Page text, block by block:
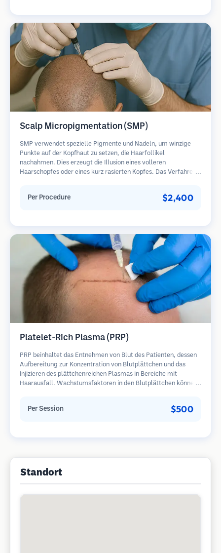
Scalp Micropigmentation (SMP)
SMP verwendet spezielle Pigmente und Nadeln, um winzige
Punkte auf der Kopfhaut zu setzen, die Haarfollikel
nachahmen. Dies erzeugt die Illusion eines volleren
Haarschopfes oder eines kurz rasierten Kopfes. Das Verfahren
Per Procedure $2,400
Platelet-Rich Plasma (PRP)
PRP beinhaltet das Entnehmen von Blut des Patienten, dessen
Aufbereitung zur Konzentration von Blutplättchen und das
Injizieren des plättchenreichen Plasmas in Bereiche mit
Haarausfall. Wachstumsfaktoren in den Blutplättchen können
mehrere Sitzungen erforderlich.
Per Session $500
Standort